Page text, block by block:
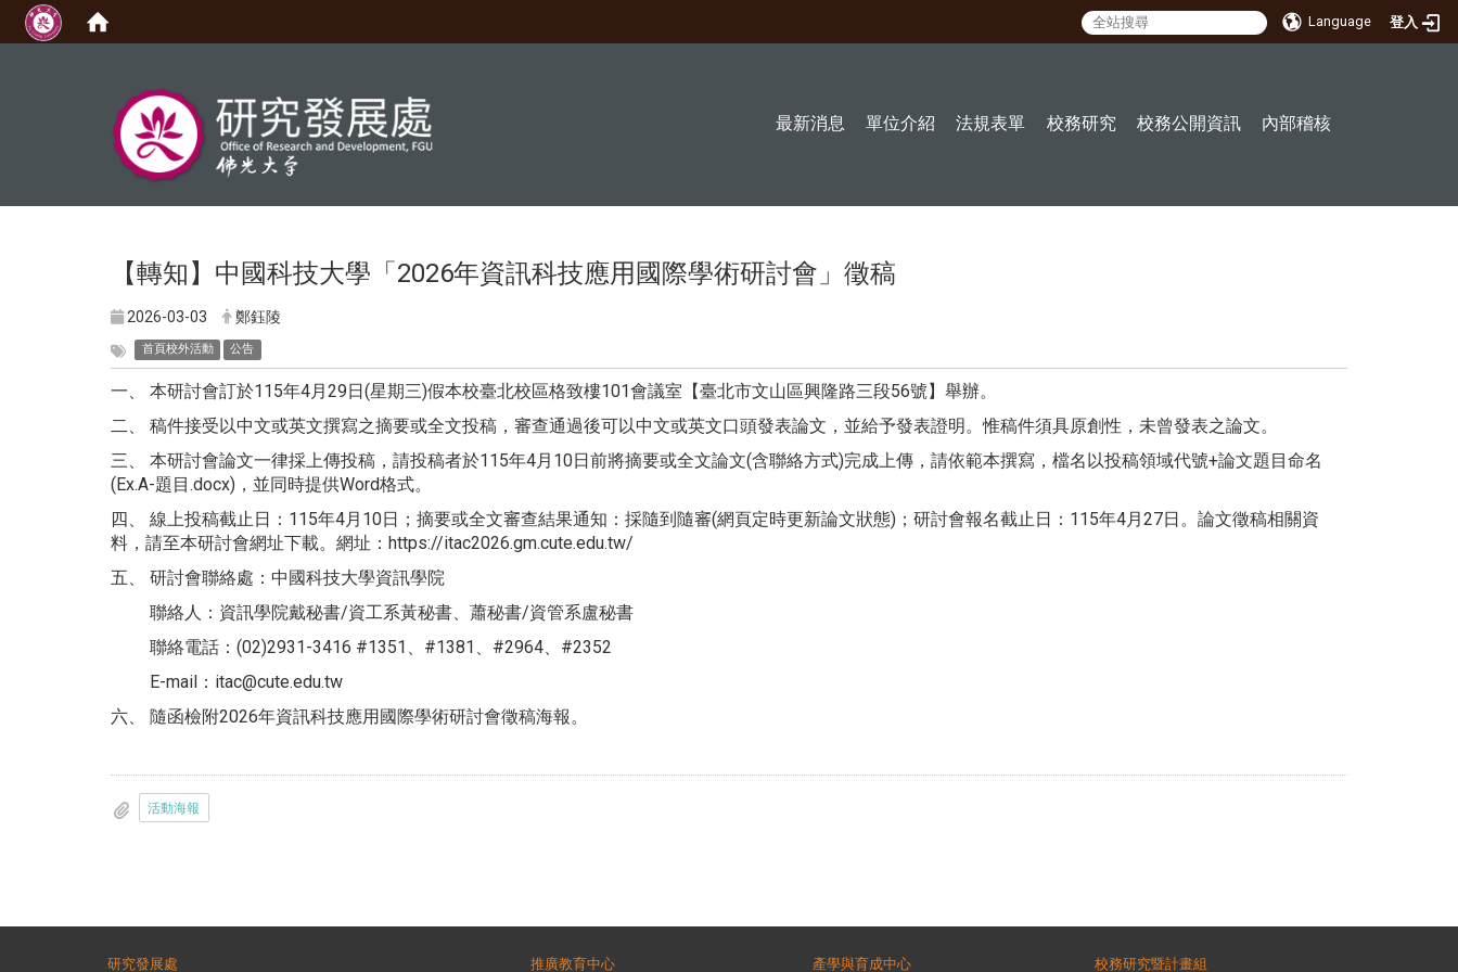
Language 登入
最新消息
單位介紹 法規表單 校務研究 校務公開資訊 內部稽核
【轉知】中國科技大學「2026年資訊科技應用國際學術研討會」徵稿
2026-03-03 鄭鈺陵
首頁校外活動 公告
一、 本研討會訂於115年4月29日(星期三)假本校臺北校區格致樓101會議室【臺北市文山區興隆路三段56號】舉辦。
二、 稿件接受以中文或英文撰寫之摘要或全文投稿，審查通過後可以中文或英文口頭發表論文，並給予發表證明。惟稿件須具原創性，未曾發表之論文。
三、 本研討會論文一律採上傳投稿，請投稿者於115年4月10日前將摘要或全文論文(含聯絡方式)完成上傳，請依範本撰寫，檔名以投稿領域代號+論文題目命名
(Ex.A-題目.docx)，並同時提供Word格式。
四、 線上投稿截止日：115年4月10日；摘要或全文審查結果通知：採隨到隨審(網頁定時更新論文狀態)；研討會報名截止日：115年4月27日。論文徵稿相關資
料，請至本研討會網址下載。網址：https://itac2026.gm.cute.edu.tw/
五、 研討會聯絡處：中國科技大學資訊學院
聯絡人：資訊學院戴秘書/資工系黃秘書、蕭秘書/資管系盧秘書
聯絡電話：(02)2931-3416 #1351、#1381、#2964、#2352
E-mail：itac@cute.edu.tw
六、 隨函檢附2026年資訊科技應用國際學術研討會徵稿海報。
活動海報
研究發展處 推廣教育中心 產學與育成中心 校務研究暨計畫組